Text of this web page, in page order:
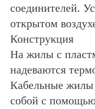
соединителей.
открытом
Конструкция
На жилы с
надеваются
Кабельные
собой с